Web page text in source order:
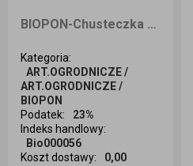
BIOPON-Chusteczka do liści
Kategoria:
ART.OGRODNICZE /
ART.OGRODNICZE /
BIOPON
Podatek:
23%
Indeks handlowy:
Bio000056
Koszt dostawy: 0,00
Ilość sztuk